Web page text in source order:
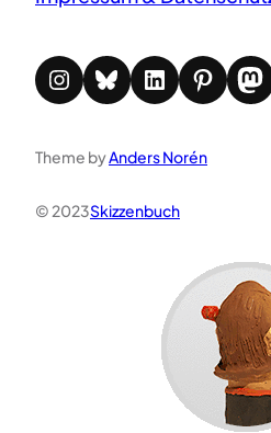
Instagram Bluesky LinkedIn Pinterest Mastodon
Theme byAnders Norén
© 2023Skizzenbuch